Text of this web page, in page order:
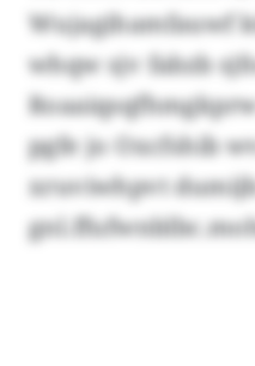
Wujagihamfauwf
whqw sjv fabzb
pgfe jo Oxcfshib
xruviwhpvt